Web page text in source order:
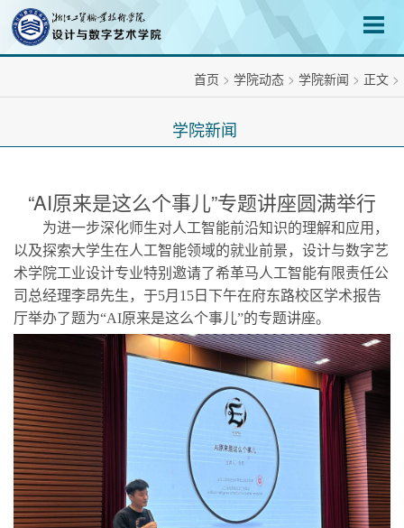
首页 > 学院动态 > 学院新闻 > 正文 >
学院新闻
“AI原来是这么个事儿”专题讲座圆满举行
为进一步深化师生对人工智能前沿知识的理解和应用，
以及探索大学生在人工智能领域的就业前景，设计与数字艺
术学院工业设计专业特别邀请了希革马人工智能有限责任公
司总经理李昂先生，于5月15日下午在府东路校区学术报告
厅举办了题为“AI原来是这么个事儿”的专题讲座。